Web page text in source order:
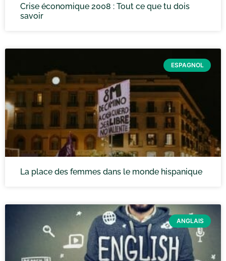
Crise économique 2008 : Tout ce que tu dois
savoir
ESPAGNOL
La place des femmes dans le monde hispanique
ANGLAIS